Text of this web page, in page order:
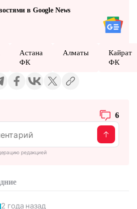
в Google News
Астана
ФК
Алматы
Кайрат
ФК
6
редакцией
2 года назад